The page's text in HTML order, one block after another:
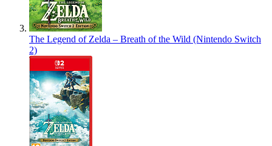
The Legend of Zelda – Breath of the Wild (Nintendo Switch
2)